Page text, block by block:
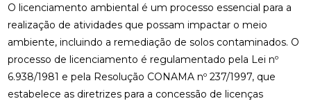
O licenciamento ambiental é um processo essencial para a
realização de atividades que possam impactar o meio
ambiente, incluindo a remediação de solos contaminados. O
processo de licenciamento é regulamentado pela Lei nº
6.938/1981 e pela Resolução CONAMA nº 237/1997, que
estabelece as diretrizes para a concessão de licenças